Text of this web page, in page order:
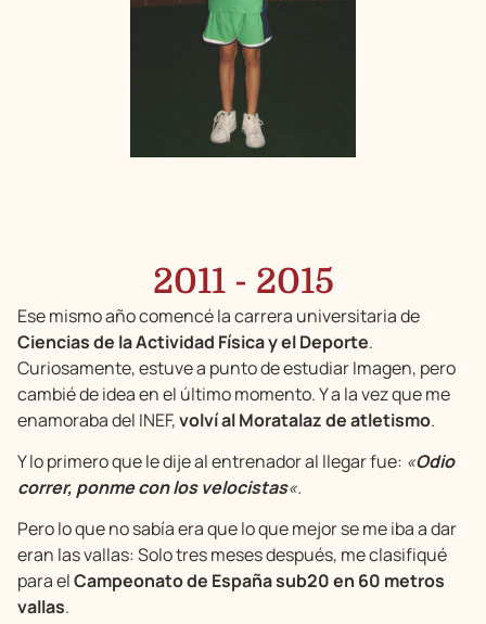
2011 - 2015
Ese mismo año comencé la carrera universitaria de
Ciencias de la Actividad Física y el Deporte.
Curiosamente, estuve a punto de estudiar Imagen, pero
cambié de idea en el último momento. Y a la vez que me
enamoraba del INEF,volví al Moratalaz de atletismo.
Y lo primero que le dije al entrenador al llegar fue: «Odio
correr, ponme con los velocistas«.
Pero lo que no sabía era que lo que mejor se me iba a dar
eran las vallas: Solo tres meses después, me clasifiqué
para elCampeonato de España sub20 en 60 metros
vallas.